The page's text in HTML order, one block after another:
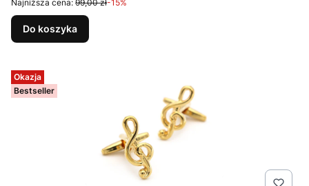
Najniższa cena: 99,00 zł-15%
Do koszyka
Okazja
Bestseller